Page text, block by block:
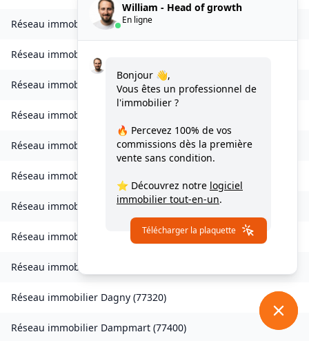
Réseau immobilierCharmentray
Réseau immobilier
Réseau immobilier Chessy( 77700)
Réseau immobilier
Réseau immobilier Compans(77290 )
Réseau immobilier
Réseau immobilier Coupvray(77700)
Réseau immobilier Courchamp(77560
Réseau immobilier
Réseau immobilier Dagny (77320)
Réseau immobilier Dampmart (77400)
William - Head of growth
En ligne
Bonjour 👋,
Vous êtes un professionnel de
l'immobilier ?
🔥 Percevez 100% de vos
commissions dès la première
vente sans condition.
⭐ Découvrez notre logiciel
immobilier tout-en-un.
Télécharger la plaquette